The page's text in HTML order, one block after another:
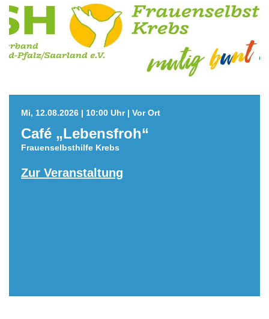
Mi, 12.08.2026 | 10:00 Uhr | Vor Ort
Café „Lebensfroh“
Frauenselbsthilfe Krebs
Zur Veranstaltung